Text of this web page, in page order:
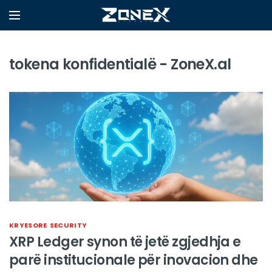
tokena konfidentialë - ZoneX.al
KRYESORE SECURITY
XRP Ledger synon të jetë zgjedhja e
parë institucionale për inovacion dhe